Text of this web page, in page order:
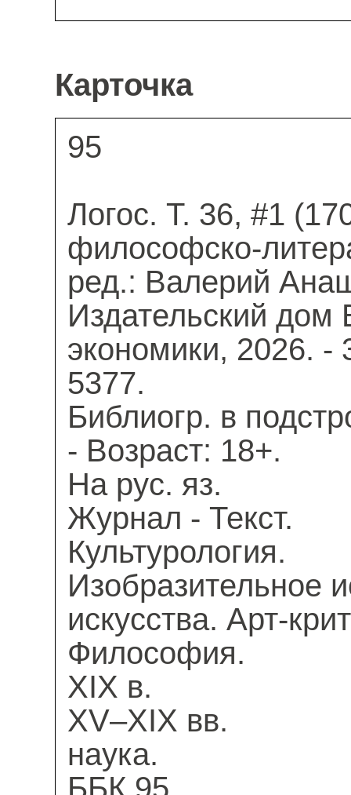
Карточка
95
Логос. Т. 36, #1
философско-
ред.: Валерий
Издательский
экономики, 2026. -
5377.
Библиогр. в
- Возраст: 18+.
На рус. яз.
Журнал - Текст.
Культурология.
Изобразительное
искусства. Арт-
Философия.
XIX в.
XV–XIX вв.
наука.
ББК 95.